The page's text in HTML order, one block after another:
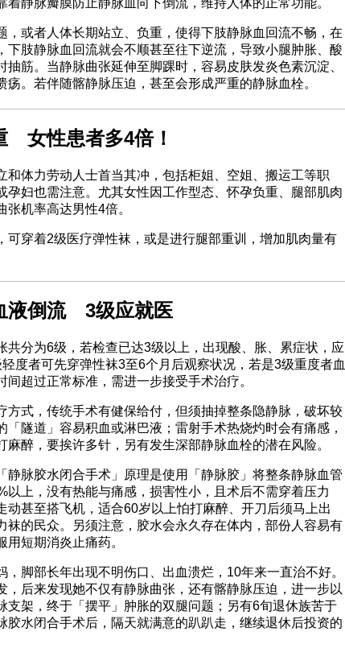
着静脉瓣膜防止静脉血向下倒流，维持人体的正常功能。
，或者人体长期站立、负重，使得下肢静脉血回流不畅，在
下肢静脉血回流就会不顺甚至往下逆流，导致小腿肿胀、酸
抽筋。当静脉曲张延伸至脚踝时，容易皮肤发炎色素沉淀、
疡。若伴随髂静脉压迫，甚至会形成严重的静脉血栓。
女性患者多4倍！
和体力劳动人士首当其冲，包括柜姐、空姐、搬运工等职
孕妇也需注意。尤其女性因工作型态、怀孕负重、腿部肌肉
机率高达男性4倍。
可穿着2级医疗弹性袜，或是进行腿部重训，增加肌肉量有
液倒流 3级应就医
共分为6级，若检查已达3级以上，出现酸、胀、累症状，应
度者可先穿弹性袜3至6个月后观察状况，若是3级重度者血
间超过正常标准，需进一步接受手术治疗。
方式，传统手术有健保给付，但须抽掉整条隐静脉，破坏较
「隧道」容易积血或淋巴液；雷射手术热烧灼时会有痛感，
麻醉，要挨许多针，另有发生深部静脉血栓的潜在风险。
静脉胶水闭合手术」原理是使用「静脉胶」将整条静脉血管
以上，没有热能与痛感，损害性小，且术后不需穿着压力
动甚至搭飞机，适合60岁以上怕打麻醉、开刀后须马上出
袜的民众。另须注意，胶水会永久存在体内，部份人容易有
用短期消炎止痛药。
，脚部长年出现不明伤口、出血溃烂，10年来一直治不好。
，后来发现她不仅有静脉曲张，还有髂静脉压迫，进一步以
支架，终于「摆平」肿胀的双腿问题；另有6旬退休族苦于
胶水闭合手术后，隔天就满意的趴趴走，继续退休后投资的